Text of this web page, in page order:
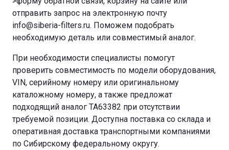
отправить запрос на электронную почту
info@siberia-filters.ru. Поможем подобрать
необходимую деталь или совместимый аналог.
При необходимости специалисты помогут
проверить совместимость по модели оборудования,
VIN, серийному номеру или оригинальному
каталожному номеру, а также предложат
подходящий аналог TA63382 при отсутствии
требуемой позиции. Доступна поставка со склада и
оперативная доставка транспортными компаниями
по Сибирскому федеральному округу.